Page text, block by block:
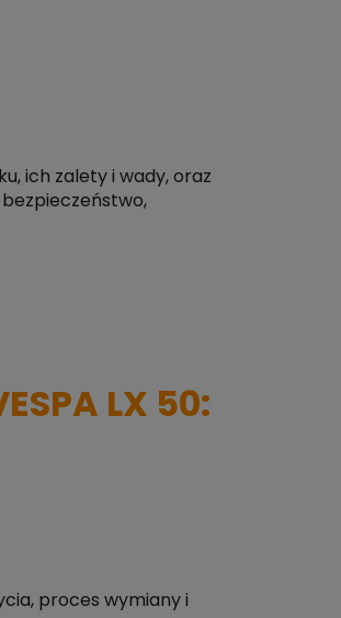
ich zalety i wady, oraz
LX 50:
proces wymiany i